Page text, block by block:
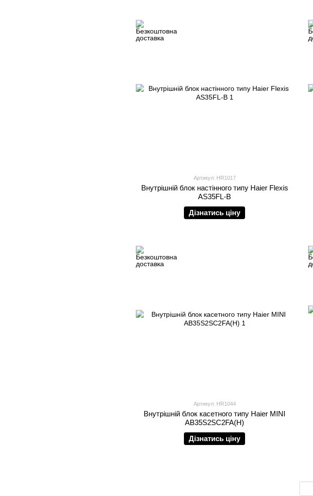
Артикул: HR1017
Внутрішній блок настінного типу Haier Flexis
AS35FL-B
Дізнатись ціну
Артикул: HR1044
Внутрішній блок касетного типу Haier MINI
AB35S2SC2FA(H)
Дізнатись ціну